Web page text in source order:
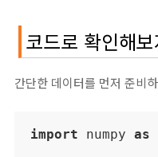
코드로 확인해
간단한 데이터를 먼저 준비
import numpy as